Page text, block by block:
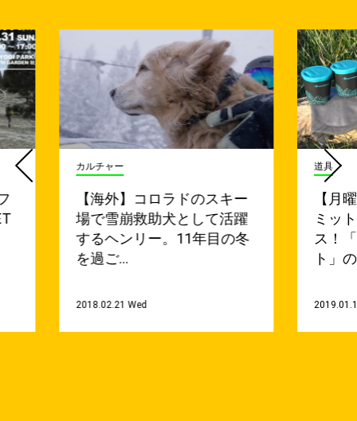
カルチャー
【海外】コロラドのスキー
場で雪崩救助犬として活躍
するヘンリー。11年目の冬
を過ご…
2018.02.21 Wed
道具
【月
ミッ
ス！
ト」